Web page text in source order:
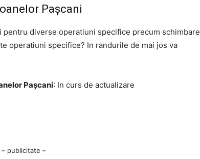
Pașcani
pentru diverse operatiuni specifice precum schimbare
operatiuni specifice? In randurile de mai jos va
Pașcani: In curs de actualizare
– publicitate –